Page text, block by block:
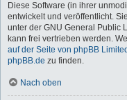
Diese Software (in ihrer
entwickelt und veröffentlicht.
unter der GNU General Public
kann frei vertrieben werden.
auf der Seite von phpBB Limited
phpBB.de zu finden.
Nach oben